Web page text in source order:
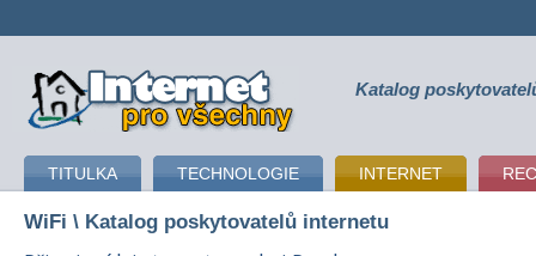
připojení k internetu Katalog
TITULKA TECHNOLOGIE INTERNET
WiFi \ Katalog poskytovatelů internetu